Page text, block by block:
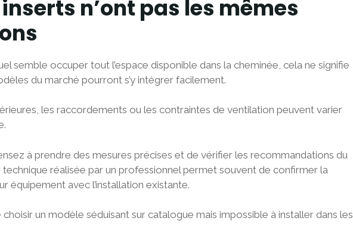
n’ont pas les mêmes
semble occuper tout l’espace disponible dans la cheminée, cela ne signifie
du marché pourront s’y intégrer facilement.
les raccordements ou les contraintes de ventilation peuvent varier
à prendre des mesures précises et de vérifier les recommandations du
technique réalisée par un professionnel permet souvent de confirmer la
équipement avec l’installation existante.
un modèle séduisant sur catalogue mais impossible à installer dans les